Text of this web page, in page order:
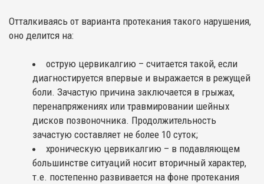
Отталкиваясь от варианта протекания такого нарушения,
оно делится на:
острую цервикалгию – считается такой, если
диагностируется впервые и выражается в режущей
боли. Зачастую причина заключается в грыжах,
перенапряжениях или травмировании шейных
дисков позвоночника. Продолжительность
зачастую составляет не более 10 суток;
хроническую цервикалгию – в подавляющем
большинстве ситуаций носит вторичный характер,
т.е. постепенно развивается на фоне протекания